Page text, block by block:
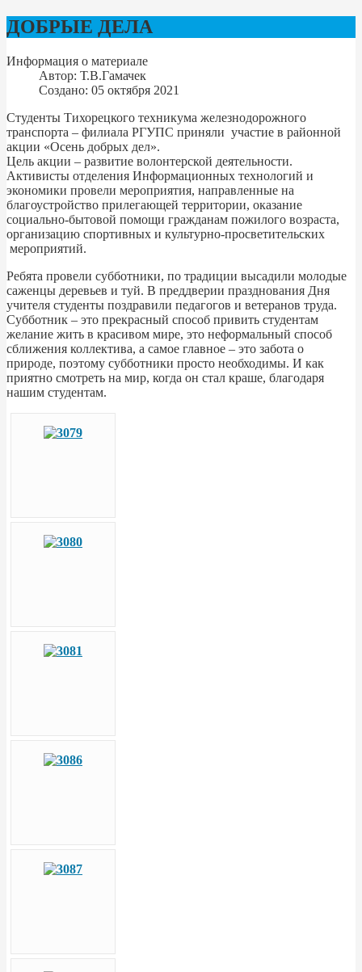
ДОБРЫЕ ДЕЛА
Информация о материале
Автор: Т.В.Гамачек
Создано: 05 октября 2021
Студенты Тихорецкого техникума железнодорожного
транспорта – филиала РГУПС приняли участие в районной
акции «Осень добрых дел».
Цель акции – развитие волонтерской деятельности.
Активисты отделения Информационных технологий и
экономики провели мероприятия, направленные на
благоустройство прилегающей территории, оказание
социально-бытовой помощи гражданам пожилого возраста,
организацию спортивных и культурно-просветительских
мероприятий.
Ребята провели субботники, по традиции высадили молодые
саженцы деревьев и туй. В преддверии празднования Дня
учителя студенты поздравили педагогов и ветеранов труда.
Субботник – это прекрасный способ привить студентам
желание жить в красивом мире, это неформальный способ
сближения коллектива, а самое главное – это забота о
природе, поэтому субботники просто необходимы. И как
приятно смотреть на мир, когда он стал краше, благодаря
нашим студентам.